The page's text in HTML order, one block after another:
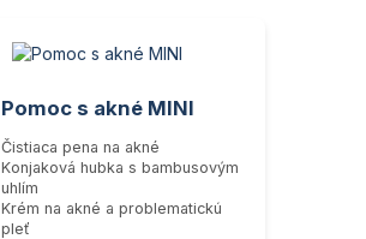
Pomoc s akné MINI
Čistiaca pena na akné
Konjaková hubka s bambusovým
uhlím
Krém na akné a problematickú
pleť